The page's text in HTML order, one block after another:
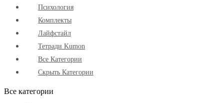
Психология
Комплекты
Лайфстайл
Тетради Kumon
Все Категории
Скрыть Категории
Все категории